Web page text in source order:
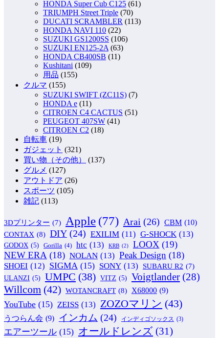
HONDA Super Cub C125 (61)
TRIUMPH Street Triple (70)
DUCATI SCRAMBLER (113)
HONDA NAVI 110 (22)
SUZUKI GS1200SS (106)
SUZUKI EN125-2A (63)
HONDA CB400SB (11)
Kushitani (109)
用品 (155)
クルマ (155)
SUZUKI SWIFT (ZC11S) (7)
HONDA e (11)
CITROEN C4 CACTUS (51)
PEUGEOT 407SW (41)
CITROEN C2 (18)
自転車 (19)
ガジェット (321)
買い物（その他）
(137)
グルメ (127)
アウトドア (26)
スポーツ (105)
雑記 (113)
3Dプリンター (7) Apple (77) Arai (26) CBM (10)
CONTAX (8) DIY (24) EXILIM (11) G-SHOCK (13)
GODOX (5) Gorilla (4) htc (13) KRB (2) LOOX (19)
NEW ERA (18) NOLAN (13) Peak Design (18)
SHOEI (12) SIGMA (15) SONY (13) SUBARU R2 (7)
ULANZI (5) UMPC (38) VITZ (5) Voigtlander (28)
Willcom (42) WOTANCRAFT (8) X68000 (9)
YouTube (15) ZEISS (13) ZOZOマリン (43)
うつらん会 (9) インカム (24) インディゴソックス (3)
エアーツール (15) オールドレンズ (31)